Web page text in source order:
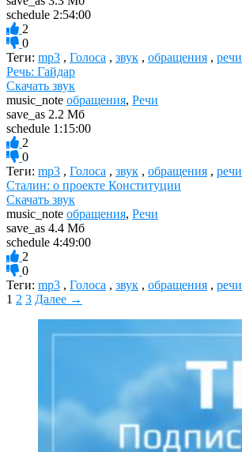
schedule 2:54:00
2
0
Теги: mp3 , Голоса , звук , обращения , речи
Речь: Гайдар
Скачать звук
music_note обращения, Речи
save_as 2.2 Мб
schedule 1:15:00
2
0
Теги: mp3 , Голоса , звук , обращения , речи
Сталин: о проекте Конституции
Скачать звук
music_note обращения, Речи
save_as 4.4 Мб
schedule 4:49:00
2
0
Теги: mp3 , Голоса , звук , обращения , речи
1 2 3 Далее →